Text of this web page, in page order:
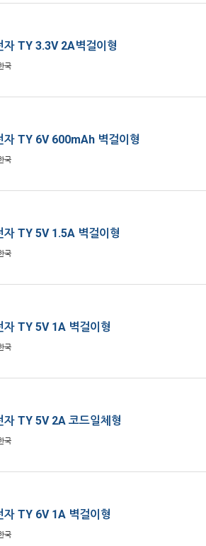
자 TY 3.3V 2A벽걸이형
국
자 TY 6V 600mAh 벽걸이형
국
자 TY 5V 1.5A 벽걸이형
국
자 TY 5V 1A 벽걸이형
국
자 TY 5V 2A 코드일체형
국
자 TY 6V 1A 벽걸이형
국